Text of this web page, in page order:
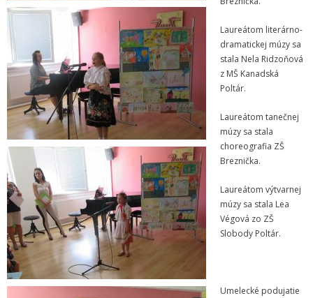
- Projekt Zuška do uška
Galéria
- Pozvánky na koncerty
- Koncerty
- Súťaže
- Výstavy VO
- Videá
- Absolventské tablá
Faktúry, zmluvy, objednávky
- Zmluvy
Laureátom literárno-
dramatickej múzy sa
stala Nela Ridzoňová
z MŠ Kanadská
Poltár.
Laureátom tanečnej
múzy sa stala
choreografia ZŠ
Breznička.
Laureátom výtvarnej
múzy sa stala Lea
Végová zo ZŠ
Slobody Poltár.
Umelecké podujatie